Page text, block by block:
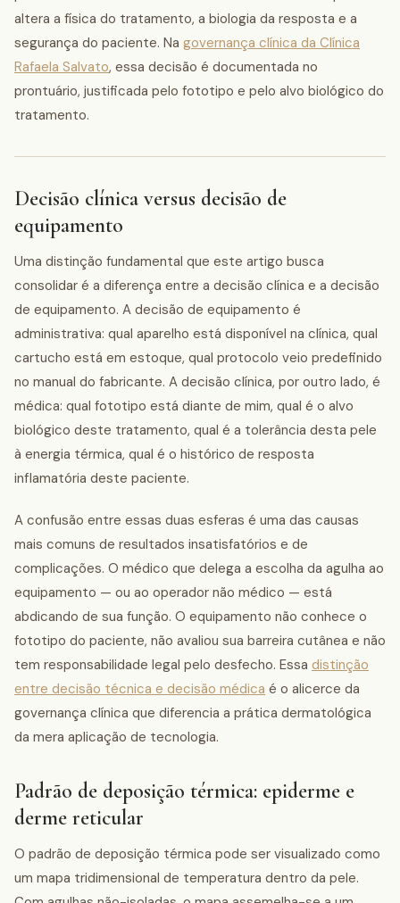
altera a física do tratamento, a biologia da resposta e a
segurança do paciente. Na governança clínica da Clínica
Rafaela Salvato, essa decisão é documentada no
prontuário, justificada pelo fototipo e pelo alvo biológico do
tratamento.
Decisão clínica versus decisão de
equipamento
Uma distinção fundamental que este artigo busca
consolidar é a diferença entre a decisão clínica e a decisão
de equipamento. A decisão de equipamento é
administrativa: qual aparelho está disponível na clínica, qual
cartucho está em estoque, qual protocolo veio predefinido
no manual do fabricante. A decisão clínica, por outro lado, é
médica: qual fototipo está diante de mim, qual é o alvo
biológico deste tratamento, qual é a tolerância desta pele
à energia térmica, qual é o histórico de resposta
inflamatória deste paciente.
A confusão entre essas duas esferas é uma das causas
mais comuns de resultados insatisfatórios e de
complicações. O médico que delega a escolha da agulha ao
equipamento — ou ao operador não médico — está
abdicando de sua função. O equipamento não conhece o
fototipo do paciente, não avaliou sua barreira cutânea e não
tem responsabilidade legal pelo desfecho. Essa distinção
entre decisão técnica e decisão médica é o alicerce da
governança clínica que diferencia a prática dermatológica
da mera aplicação de tecnologia.
Padrão de deposição térmica: epiderme e
derme reticular
O padrão de deposição térmica pode ser visualizado como
um mapa tridimensional de temperatura dentro da pele.